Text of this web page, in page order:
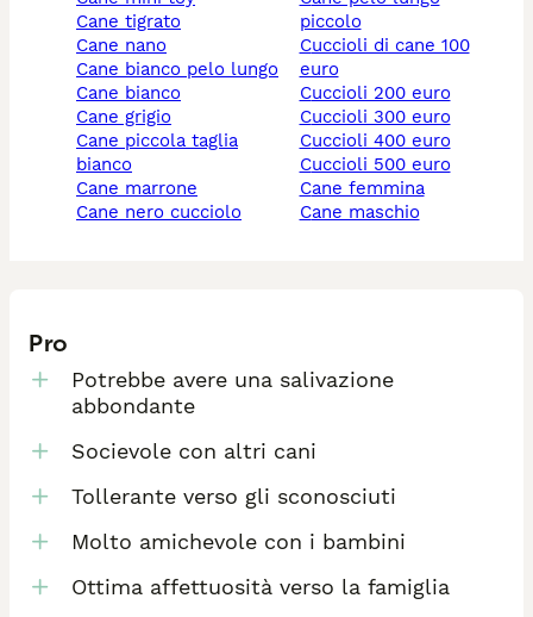
cane tigrato
cane nano
cane bianco pelo lungo
cane bianco
cane grigio
cane piccola taglia
bianco
cane marrone
cane nero cucciolo
piccolo
cuccioli di cane 100
euro
cuccioli 200 euro
cuccioli 300 euro
cuccioli 400 euro
cuccioli 500 euro
cane femmina
cane maschio
Pro
Potrebbe avere una salivazione
abbondante
Socievole con altri cani
Tollerante verso gli sconosciuti
Molto amichevole con i bambini
Ottima affettuosità verso la famiglia